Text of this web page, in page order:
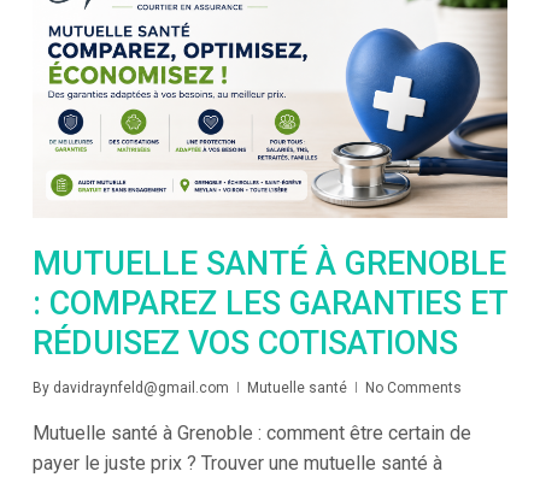
MUTUELLE SANTÉ À GRENOBLE
: COMPAREZ LES GARANTIES ET
RÉDUISEZ VOS COTISATIONS
By davidraynfeld@gmail.com Mutuelle santé No Comments
Mutuelle santé à Grenoble : comment être certain de
payer le juste prix ? Trouver une mutuelle santé à